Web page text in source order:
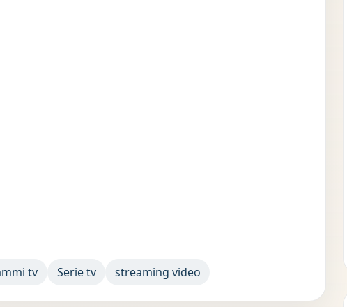
tv Serie tv streaming video